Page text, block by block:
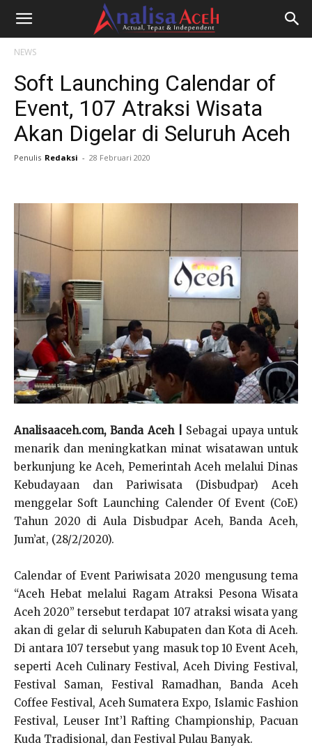
NEWS
Soft Launching Calendar of
Event, 107 Atraksi Wisata
Akan Digelar di Seluruh Aceh
Penulis Redaksi - 28 Februari 2020
Analisaaceh.com, Banda Aceh |
Sebagai upaya untuk
menarik dan meningkatkan minat wisatawan untuk
berkunjung ke Aceh, Pemerintah Aceh melalui Dinas
Kebudayaan dan Pariwisata (Disbudpar) Aceh
menggelar Soft Launching Calender Of Event (CoE)
Tahun 2020 di Aula Disbudpar Aceh, Banda Aceh,
Jum’at, (28/2/2020).
Calendar of Event Pariwisata 2020 mengusung tema
“Aceh Hebat melalui Ragam Atraksi Pesona Wisata
Aceh 2020” tersebut terdapat 107 atraksi wisata yang
akan di gelar di seluruh Kabupaten dan Kota di Aceh.
Di antara 107 tersebut yang masuk top 10 Event Aceh,
seperti Aceh Culinary Festival, Aceh Diving Festival,
Festival Saman, Festival Ramadhan, Banda Aceh
Coffee Festival, Aceh Sumatera Expo, Islamic Fashion
Festival, Leuser Int’l Rafting Championship, Pacuan
Kuda Tradisional, dan Festival Pulau Banyak.